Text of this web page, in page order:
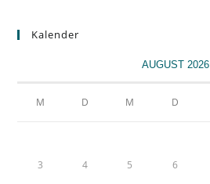
Kalender
AUGUST 2026
M D M D
3 4 5 6